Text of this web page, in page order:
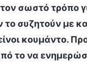
σωστό τρόπο
το συζητούν με
κουμάντο.
το να